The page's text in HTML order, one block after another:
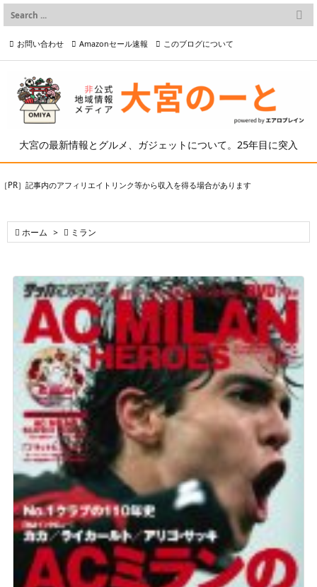
大宮の最新情報とグルメ、ガジェットについて。25年目に突入

メニュー

検索
お問い合わせ Amazonセール速報 このブログについて
プライバシーポリシー等
［PR］記事内のアフィリエイトリンク等から収入を得る場合があります
 ホーム >  ミラン